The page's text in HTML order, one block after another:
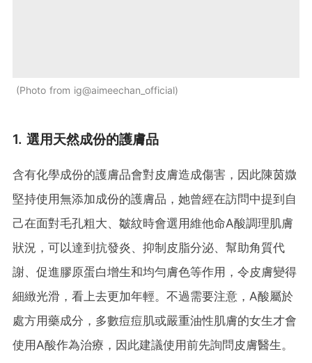
Photo from ig@aimeechan_official
1. 選用天然成份的護膚品
含有化學成份的護膚品會對皮膚造成傷害，因此陳茵媺
堅持使用無添加成份的護膚品，她曾經在訪問中提到自
己在面對毛孔粗大、皺紋時會選用維他命A酸調理肌膚
狀況，可以達到抗發炎、抑制皮脂分泌、幫助角質代
謝、促進膠原蛋白增生和均勻膚色等作用，令皮膚變得
細緻光滑，看上去更加年輕。不過需要注意，A酸屬於
處方用藥成分，多數痘痘肌或嚴重油性肌膚的女生才會
使用A酸作為治療，因此建議使用前先詢問皮膚醫生。